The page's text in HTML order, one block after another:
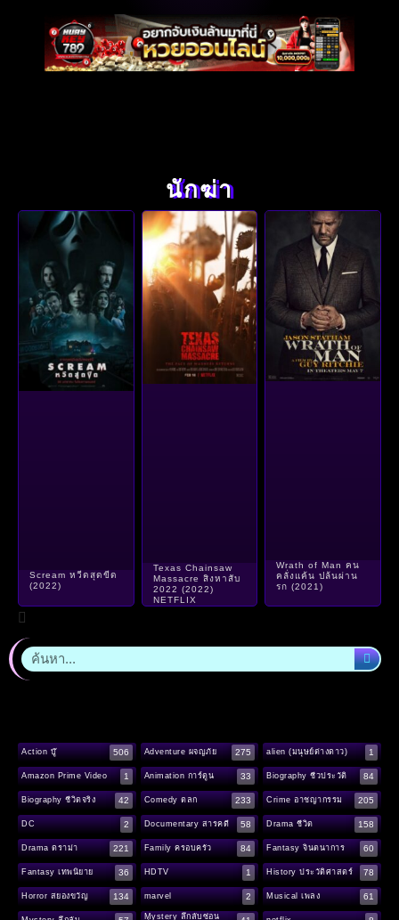
นักฆ่า
Scream หวีดสุดขีด
(2022)
Texas Chainsaw
Massacre สิงหาสับ
2022 (2022)
NETFLIX
Wrath of Man คน
คลั่งแค้น ปล้นผ่าน
รก (2021)
Action บู๊ 506 Adventure ผจญภัย 275 alien (มนุษย์ต่างดาว) 1
Amazon Prime Video 1 Animation การ์ตูน 33 Biography ชีวประวัติ 84
Biography ชีวิตจริง 42 Comedy ตลก 233 Crime อาชญากรรม 205
DC 2 Documentary สารคดี 58 Drama ชีวิต 158
Drama ดราม่า 221 Family ครอบครัว 84 Fantasy จินตนาการ 60
Fantasy เทพนิยาย 36 HDTV 1 History ประวัติศาสตร์ 78
Horror สยองขวัญ 134 marvel 2 Musical เพลง 61
Mystery ลึกลับซ่อน